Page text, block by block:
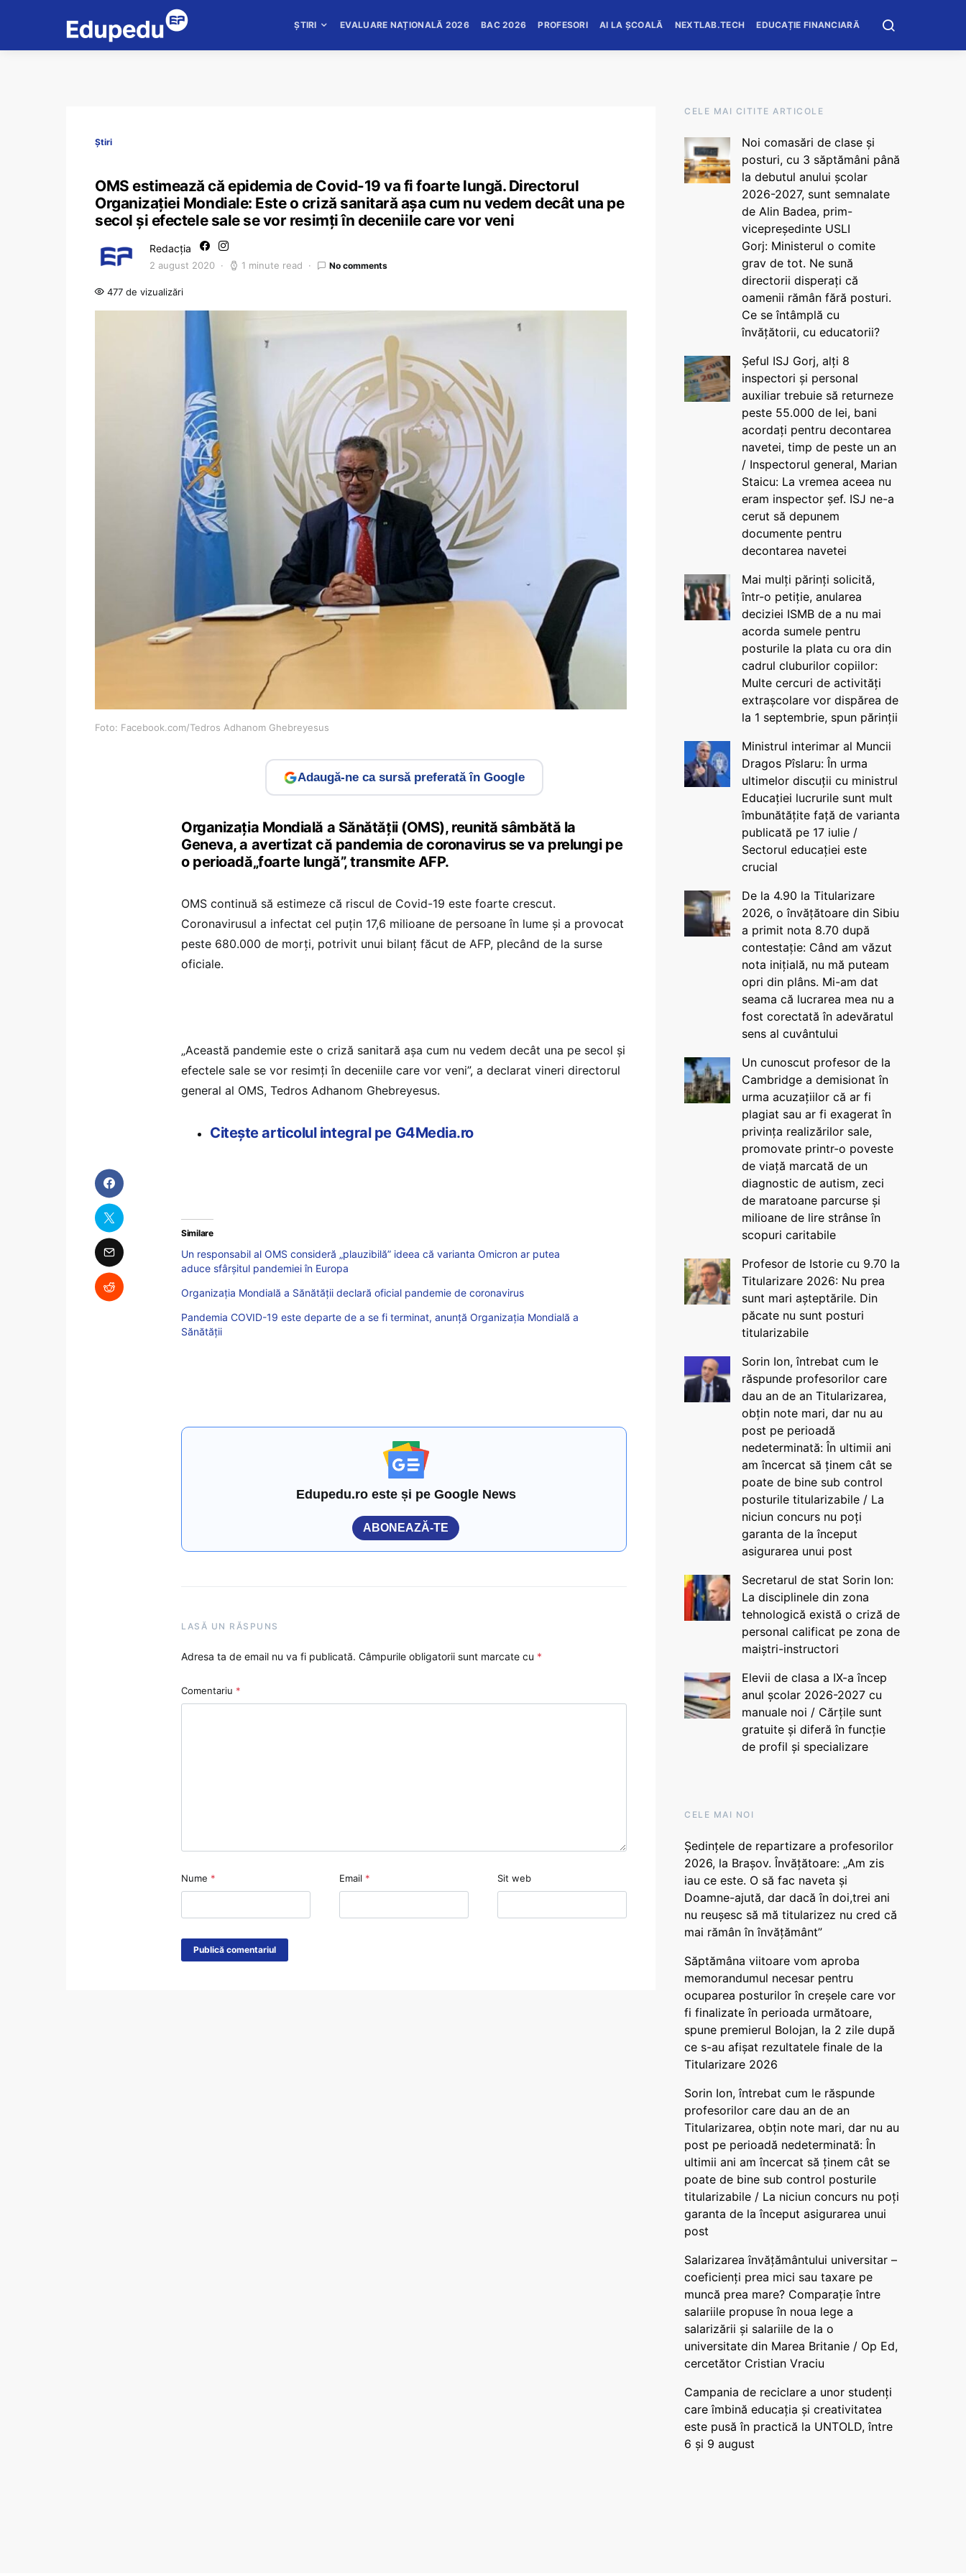
ȘTIRI EVALUARE NAȚIONALĂ 2026 BAC 2026 PROFESORI AI LA ȘCOALĂ NEXTLAB.TECH EDUCAȚIE FINANCIARĂ
Știri
OMS estimează că epidemia de Covid-19 va fi foarte lungă. Directorul
Organizației Mondiale: Este o criză sanitară aşa cum nu vedem decât una pe
secol şi efectele sale se vor resimţi în deceniile care vor veni
Redacția
2 august 2020 1 minute read No comments
477 de vizualizări
Foto: Facebook.com/Tedros Adhanom Ghebreyesus
Adaugă-ne ca sursă preferată în Google
Organizaţia Mondială a Sănătăţii (OMS), reunită sâmbătă la
Geneva, a avertizat că pandemia de coronavirus se va prelungi pe
o perioadă„foarte lungă”, transmite AFP.
OMS continuă să estimeze că riscul de Covid-19 este foarte crescut.
Coronavirusul a infectat cel puţin 17,6 milioane de persoane în lume şi a provocat
peste 680.000 de morţi, potrivit unui bilanţ făcut de AFP, plecând de la surse
oficiale.
„Această pandemie este o criză sanitară aşa cum nu vedem decât una pe secol şi
efectele sale se vor resimţi în deceniile care vor veni”, a declarat vineri directorul
general al OMS, Tedros Adhanom Ghebreyesus.
Citește articolul integral pe G4Media.ro
Similare
Un responsabil al OMS consideră „plauzibilă” ideea că varianta Omicron ar putea
aduce sfârșitul pandemiei în Europa
Organizația Mondială a Sănătății declară oficial pandemie de coronavirus
Pandemia COVID-19 este departe de a se fi terminat, anunță Organizația Mondială a
Sănătății
Edupedu.ro este și pe Google News
ABONEAZĂ-TE
LASĂ UN RĂSPUNS
Adresa ta de email nu va fi publicată. Câmpurile obligatorii sunt marcate cu *
Comentariu *
Nume * Email * Sit web
CELE MAI CITITE ARTICOLE
Noi comasări de clase și
posturi, cu 3 săptămâni până
la debutul anului școlar
2026-2027, sunt semnalate
de Alin Badea, prim-
vicepreședinte USLI
Gorj: Ministerul o comite
grav de tot. Ne sună
directorii disperați că
oamenii rămân fără posturi.
Ce se întâmplă cu
învățătorii, cu educatorii?
Șeful ISJ Gorj, alți 8
inspectori și personal
auxiliar trebuie să returneze
peste 55.000 de lei, bani
acordați pentru decontarea
navetei, timp de peste un an
/ Inspectorul general, Marian
Staicu: La vremea aceea nu
eram inspector șef. ISJ ne-a
cerut să depunem
documente pentru
decontarea navetei
Mai mulți părinți solicită,
într-o petiție, anularea
deciziei ISMB de a nu mai
acorda sumele pentru
posturile la plata cu ora din
cadrul cluburilor copiilor:
Multe cercuri de activități
extrașcolare vor dispărea de
la 1 septembrie, spun părinții
Ministrul interimar al Muncii
Dragos Pîslaru: În urma
ultimelor discuții cu ministrul
Educației lucrurile sunt mult
îmbunătățite față de varianta
publicată pe 17 iulie /
Sectorul educației este
crucial
De la 4.90 la Titularizare
2026, o învățătoare din Sibiu
a primit nota 8.70 după
contestație: Când am văzut
nota inițială, nu mă puteam
opri din plâns. Mi-am dat
seama că lucrarea mea nu a
fost corectată în adevăratul
sens al cuvântului
Un cunoscut profesor de la
Cambridge a demisionat în
urma acuzațiilor că ar fi
plagiat sau ar fi exagerat în
privința realizărilor sale,
promovate printr-o poveste
de viață marcată de un
diagnostic de autism, zeci
de maratoane parcurse și
milioane de lire strânse în
scopuri caritabile
Profesor de Istorie cu 9.70 la
Titularizare 2026: Nu prea
sunt mari așteptările. Din
păcate nu sunt posturi
titularizabile
Sorin Ion, întrebat cum le
răspunde profesorilor care
dau an de an Titularizarea,
obțin note mari, dar nu au
post pe perioadă
nedeterminată: În ultimii ani
am încercat să ținem cât se
poate de bine sub control
posturile titularizabile / La
niciun concurs nu poți
garanta de la început
asigurarea unui post
Secretarul de stat Sorin Ion:
La disciplinele din zona
tehnologică există o criză de
personal calificat pe zona de
maiștri-instructori
Elevii de clasa a IX-a încep
anul școlar 2026-2027 cu
manuale noi / Cărțile sunt
gratuite și diferă în funcție
de profil și specializare
CELE MAI NOI
Ședințele de repartizare a profesorilor
2026, la Brașov. Învățătoare: „Am zis
iau ce este. O să fac naveta și
Doamne-ajută, dar dacă în doi,trei ani
nu reușesc să mă titularizez nu cred că
mai rămân în învățământ”
Săptămâna viitoare vom aproba
memorandumul necesar pentru
ocuparea posturilor în creșele care vor
fi finalizate în perioada următoare,
spune premierul Bolojan, la 2 zile după
ce s-au afișat rezultatele finale de la
Titularizare 2026
Sorin Ion, întrebat cum le răspunde
profesorilor care dau an de an
Titularizarea, obțin note mari, dar nu au
post pe perioadă nedeterminată: În
ultimii ani am încercat să ținem cât se
poate de bine sub control posturile
titularizabile / La niciun concurs nu poți
garanta de la început asigurarea unui
post
Salarizarea învățământului universitar –
coeficienți prea mici sau taxare pe
muncă prea mare? Comparație între
salariile propuse în noua lege a
salarizării și salariile de la o
universitate din Marea Britanie / Op Ed,
cercetător Cristian Vraciu
Campania de reciclare a unor studenți
care îmbină educația și creativitatea
este pusă în practică la UNTOLD, între
6 și 9 august